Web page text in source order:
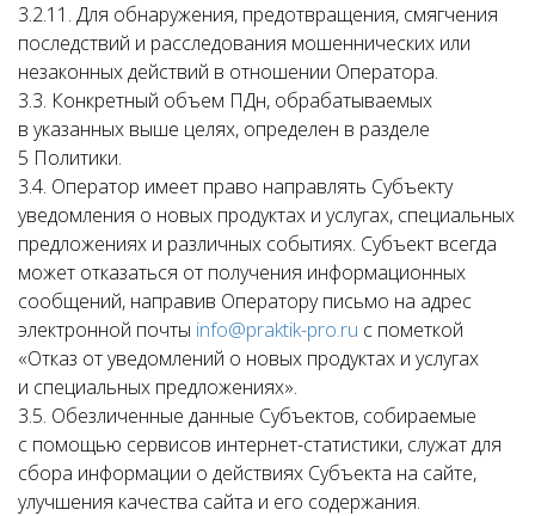
3.2.11. Для обнаружения, предотвращения, смягчения
последствий и расследования мошеннических или
незаконных действий в отношении Оператора.
3.3. Конкретный объем ПДн, обрабатываемых
в указанных выше целях, определен в разделе
5 Политики.
3.4. Оператор имеет право направлять Субъекту
уведомления о новых продуктах и услугах, специальных
предложениях и различных событиях. Субъект всегда
может отказаться от получения информационных
сообщений, направив Оператору письмо на адрес
электронной почты info@praktik-pro.ru с пометкой
«Отказ от уведомлений о новых продуктах и услугах
и специальных предложениях».
3.5. Обезличенные данные Субъектов, собираемые
с помощью сервисов интернет-статистики, служат для
сбора информации о действиях Субъекта на сайте,
улучшения качества сайта и его содержания.